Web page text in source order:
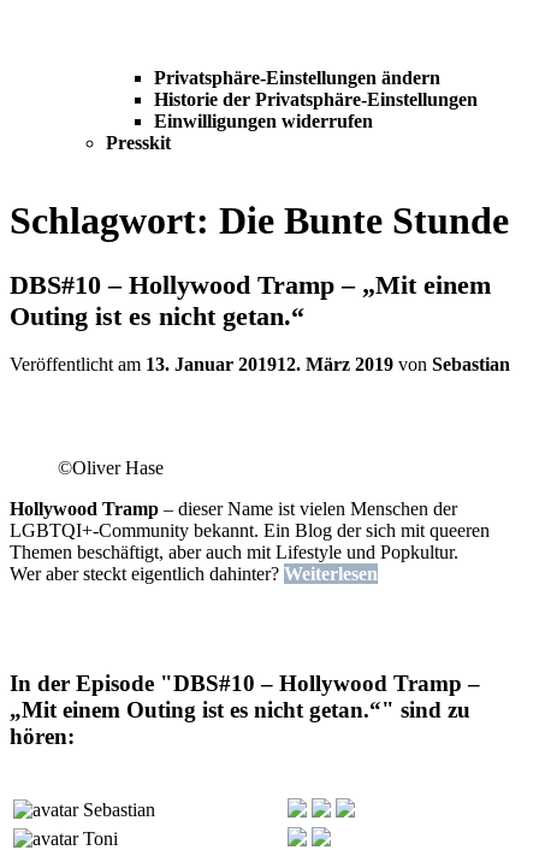
Privatsphäre-Einstellungen ändern
Historie der Privatsphäre-Einstellungen
Einwilligungen widerrufen
Presskit
Schlagwort: Die Bunte Stunde
DBS#10 – Hollywood Tramp – „Mit einem
Outing ist es nicht getan.“
Veröffentlicht am 13. Januar 201912. März 2019 von Sebastian
©Oliver Hase
Hollywood Tramp – dieser Name ist vielen Menschen der
LGBTQI+-Community bekannt. Ein Blog der sich mit queeren
Themen beschäftigt, aber auch mit Lifestyle und Popkultur.
Wer aber steckt eigentlich dahinter? Weiterlesen
In der Episode "DBS#10 – Hollywood Tramp –
„Mit einem Outing ist es nicht getan.“" sind zu
hören:
Sebastian
Toni